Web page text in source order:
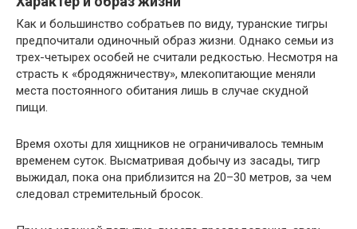
Как и большинство собратьев по виду, туранские тигры
предпочитали одиночный образ жизни. Однако семьи из
трех-четырех особей не считали редкостью. Несмотря на
страсть к «бродяжничеству», млекопитающие меняли
места постоянного обитания лишь в случае скудной
пищи.
Время охоты для хищников не ограничивалось темным
временем суток. Высматривая добычу из засады, тигр
выжидал, пока она приблизится на 20–30 метров, за чем
следовал стремительный бросок.